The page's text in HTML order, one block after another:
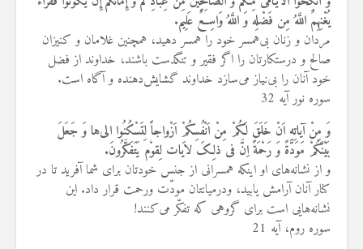
یُغْنِهِمُ اللَّهُ مِن فَضْلِه وَ اللَّهُ وَاسِعٌ عَلِیم.
مردان و زنان بی‌همسر خود را همسر دهید، همچنین غلامان و کنیزان
صالح و درستکارتان را اگر فقیر و تنگدست باشند، خداوند از فضل
خود آنان را بی‌نیاز می‌سازد خداوند گشایش‌دهنده و آگاه است.
سوره نور آیه 32
وَ مِنْ آیاتِهِ اَنْ خَلَقَ لَکُمْ مِنْ اَنْفُسِکُمْ اَزْواجاً لِتَسْکُنُوا الی‌ها وَ جَعَلَ
بَیْنَکُمْ مَوَدَّةً وَ رَحْمَةً اِنَّ فی ذلِکَ لاَیات لِقوْم یَتَفَکَّرُونَ.
و از نشانه‌های او اینکه همسرانی از جنس خودتان برای شما آفرید تا در
کنار آنان آرامش یابید، ودرمیانتان مودّت ورحمت قرار داد. این
نشانه‌هایی است برای گروهی که تفکّر می‌کنند!
سوره روم، آیه 21